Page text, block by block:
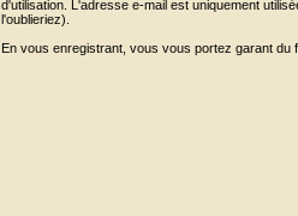
d'utilisation. L'adresse e-mail est uniquement
l'oublieriez).
En vous enregistrant, vous vous portez garant du